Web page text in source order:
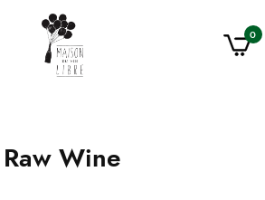
0
Raw Wine